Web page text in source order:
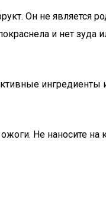
Он не является
и нет
ингредиенты
Не наносите на